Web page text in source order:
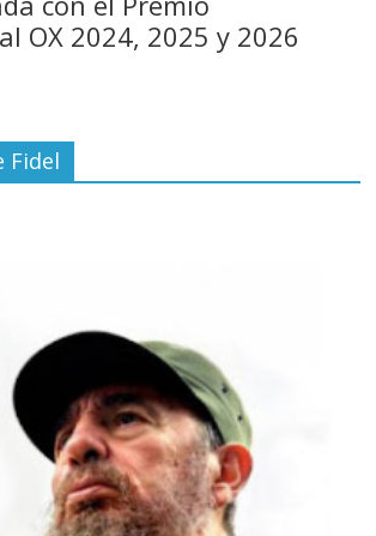
OX 2024, 2025 y 2026
Fidel